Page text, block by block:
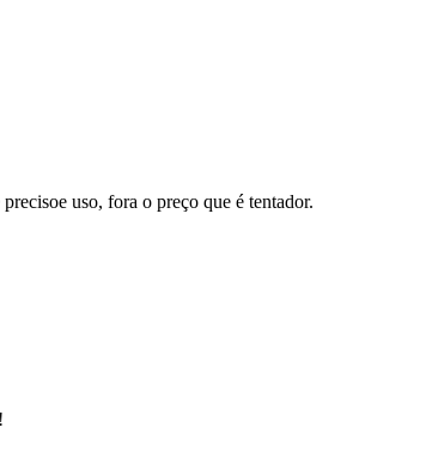
uso, fora o preço que é tentador.